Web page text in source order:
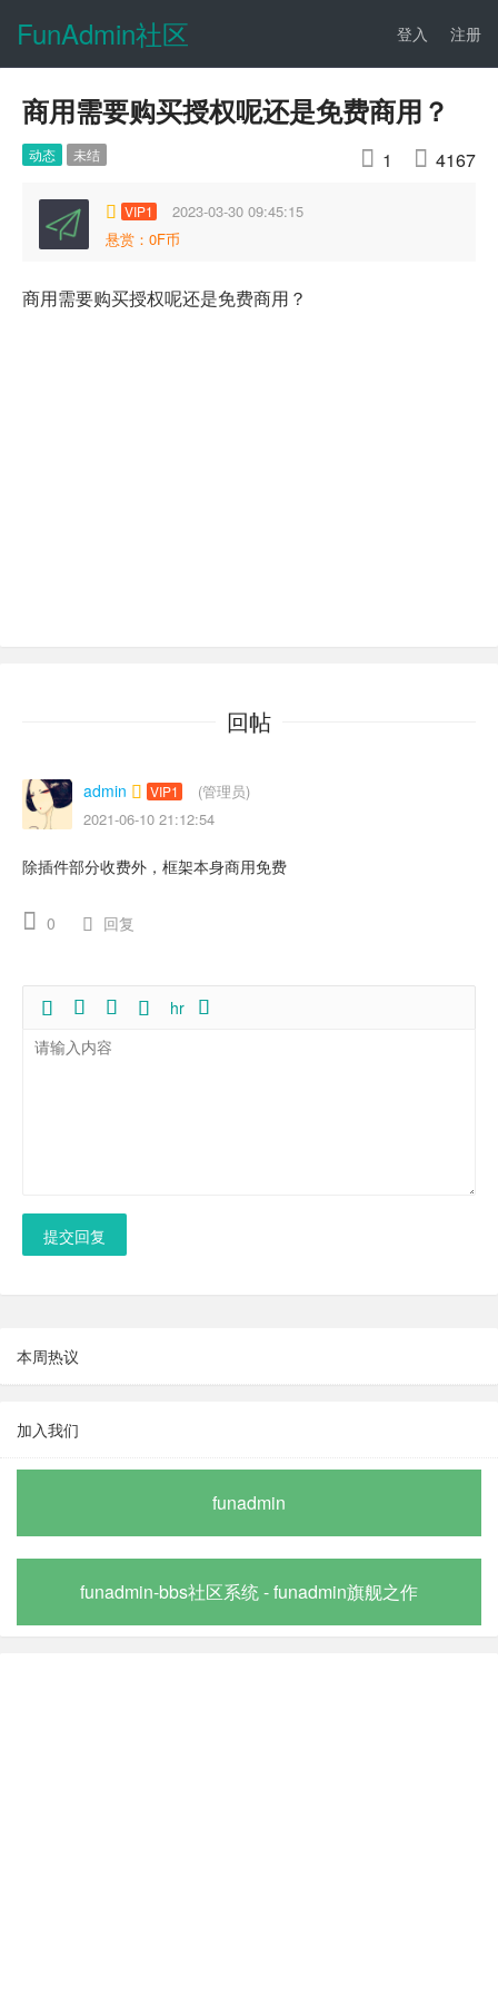
FunAdmin社区 登入 注册
商用需要购买授权呢还是免费商用？
动态 未结  1  4167
VIP1
2023-03-30 09:45:15
悬赏：0F币
商用需要购买授权呢还是免费商用？
回帖
admin VIP1
(管理员)
2021-06-10 21:12:54
除插件部分收费外，框架本身商用免费
0 回复
hr
提交回复
本周热议
加入我们
funadmin
funadmin-bbs社区系统 - funadmin旗舰之作